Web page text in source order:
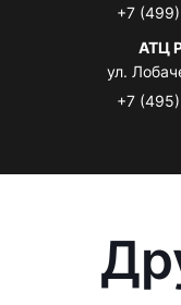
+7
АТЦ
ул.
+7